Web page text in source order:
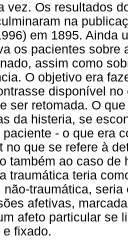
vez. Os resultados
na
em 1895. Ainda
os pacientes sobre
assim como
O objetivo era
disponível
ser retomada. O
da histeria, se
paciente - o que era
no que se refere à
também ao caso de
traumática teria
não-traumática,
afetivas,
afeto particular se
fixado.